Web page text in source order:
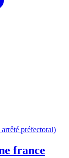
préfectoral)
france